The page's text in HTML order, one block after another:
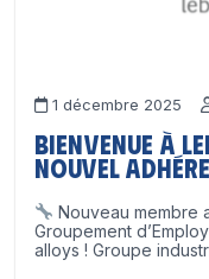
1 décembre 2025
Bienvenue à
nouvel
Nouveau membre
Groupement
alloys ! Groupe